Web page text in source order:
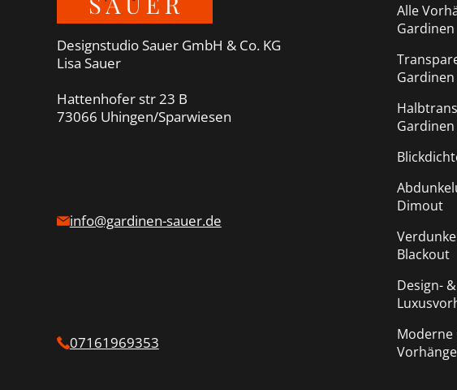
Designstudio Sauer GmbH & Co. KG
Lisa Sauer
Hattenhofer str 23 B
73066 Uhingen/Sparwiesen
info@gardinen-sauer.de
07161969353
Alle
Gardinen
Dimout
Blackout
Design- &
Moderne
Vorhänge